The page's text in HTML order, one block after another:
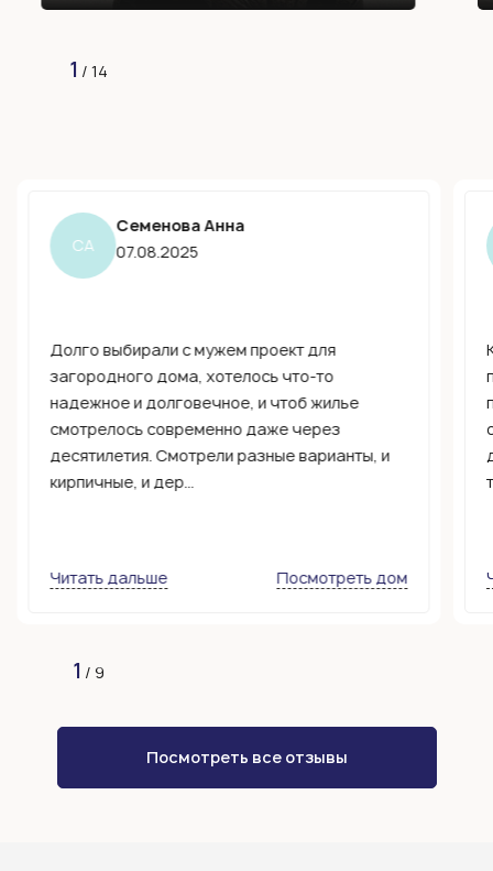
1 / 14
СА
Семенова Анна
07.08.2025
Долго выбирали с мужем проект для
загородного дома, хотелось что-то
надежное и долговечное, и чтоб жилье
смотрелось современно даже через
десятилетия. Смотрели разные варианты, и
кирпичные, и дер...
Читать дальше Посмотреть дом
1 / 9
Посмотреть все отзывы